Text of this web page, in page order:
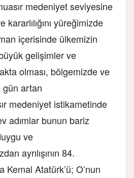
medeniyet seviyesine
kararlılığını yüreğimizde
içerisinde ülkemizin
gelişimler ve
olması, bölgemizde ve
artan
medeniyet istikametinde
adımlar bunun bariz
ve
ayrılışının 84.
Kemal Atatürk’ü; O’nun